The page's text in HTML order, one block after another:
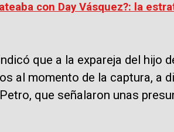
con Day Vásquez?: la
que a la expareja del hijo
al momento de la captura, a
que señalaron unas